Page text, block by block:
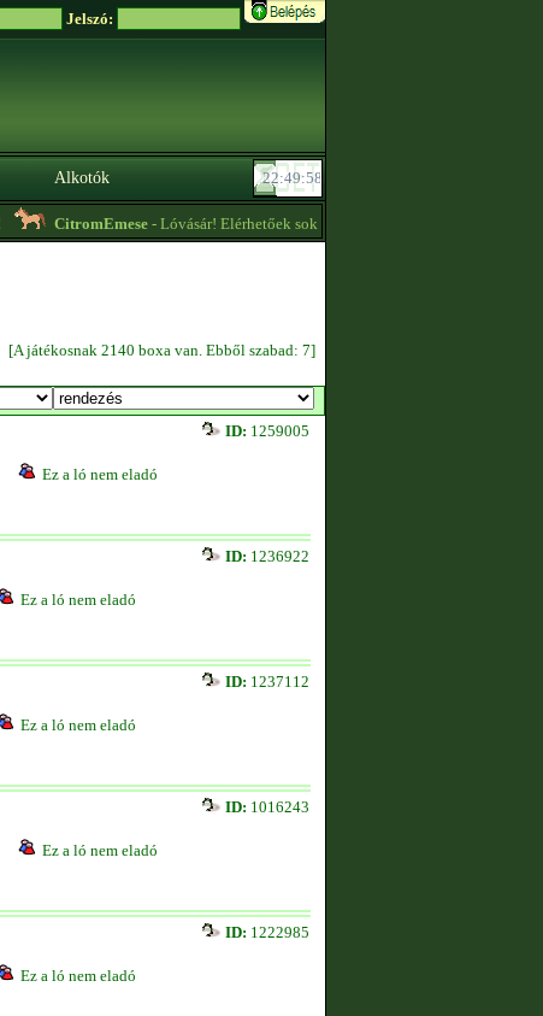
Jelszó:
Alkotók
CitromEmese- Lóvásár! Elérhetőek sok fajtában, olcsó áron, sőt ingyen is
[A játékosnak 2140 boxa van. Ebből szabad: 7]
ID: 1259005
Ez a ló nem eladó
ID: 1236922
Ez a ló nem eladó
ID: 1237112
Ez a ló nem eladó
ID: 1016243
Ez a ló nem eladó
ID: 1222985
Ez a ló nem eladó